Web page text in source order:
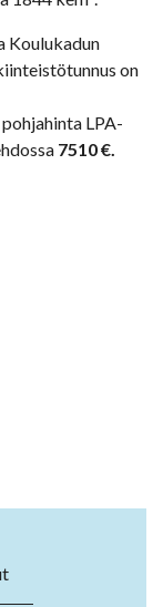
Koulukadun
on
LPA-
7510 €.